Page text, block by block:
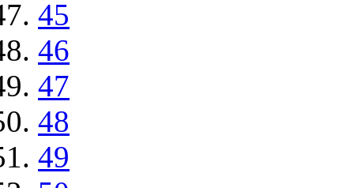
45
46
47
48
49